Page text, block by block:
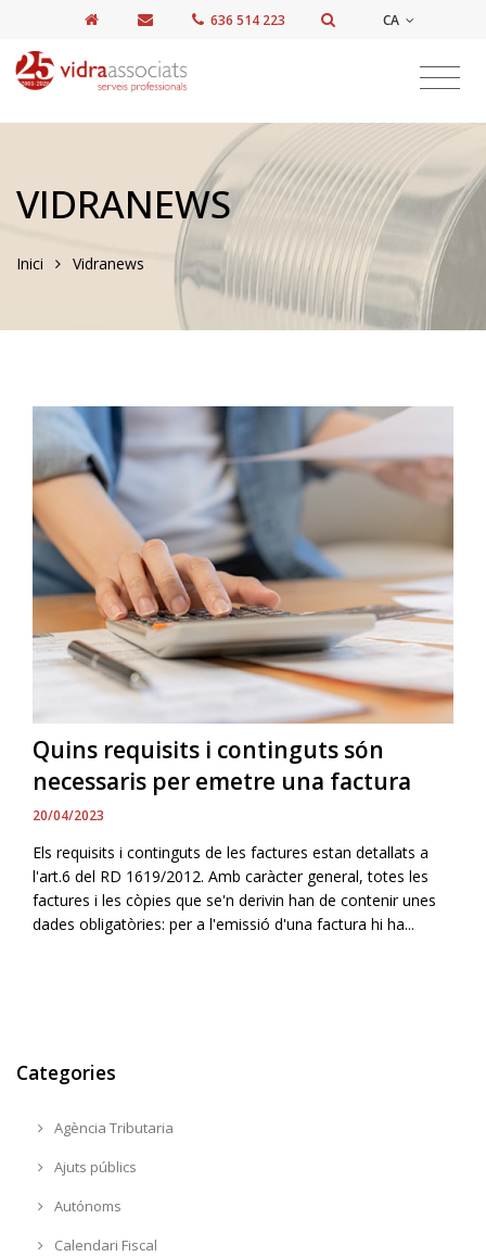
636 514 223 CA
VIDRANEWS
Inici Vidranews
Quins requisits i continguts són
necessaris per emetre una factura
20/04/2023
Els requisits i continguts de les factures estan detallats a
l'art.6 del RD 1619/2012. Amb caràcter general, totes les
factures i les còpies que se'n derivin han de contenir unes
dades obligatòries: per a l'emissió d'una factura hi ha...
Categories
Agència Tributaria
Ajuts públics
Autónoms
Calendari Fiscal